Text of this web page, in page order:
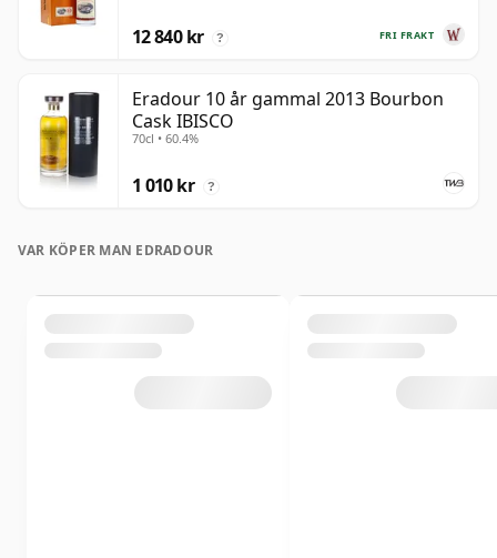
FRI FRAKT
12 840 kr ?
Eradour 10 år gammal 2013 Bourbon
Cask IBISCO
70cl • 60.4%
1 010 kr ?
VAR KÖPER MAN EDRADOUR